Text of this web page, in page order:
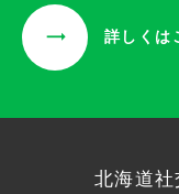
詳しくは
北海道